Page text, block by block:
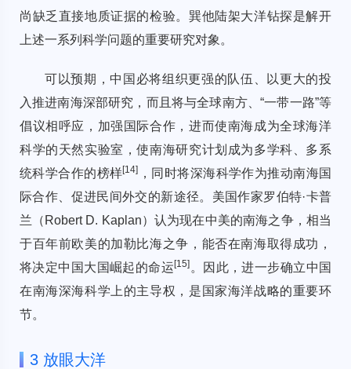
尚缺乏直接地质证据的检验。巽他陆架大洋钻探是解开
上述一系列科学问题的重要研究对象。
可以预期，中国必将组织更强的队伍、以更大的投
入推进南海深部研究，而且将与全球南方、“一带一路”等
倡议相呼应，加强国际合作，进而使南海成为全球海洋
科学的天然实验室，使南海研究计划成为多学科、多系
统科学合作的榜样[14] ，同时将深海科学作为推动南海国
际合作、促进民间外交的新途径。美国作家罗伯特·卡普
兰（Robert D. Kaplan）认为现在中美的南海之争，相当
于百年前欧美的加勒比海之争，能否在南海取得成功，
将决定中国大国崛起的命运[15] 。因此，进一步确立中国
在南海深海科学上的主导权，是国家海洋战略的重要环
节。
3 放眼大洋